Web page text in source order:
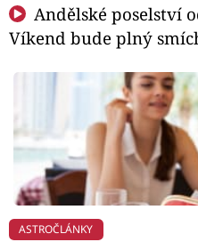
Andělské poselství
Víkend bude plný
ASTROČLÁNKY